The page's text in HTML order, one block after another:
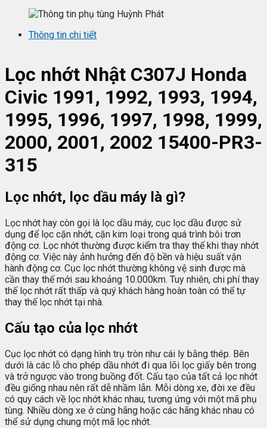
Thông tin chi tiết
Lọc nhớt Nhật C307J Honda
Civic 1991, 1992, 1993, 1994,
1995, 1996, 1997, 1998, 1999,
2000, 2001, 2002 15400-PR3-
315
Lọc nhớt, lọc dầu máy là gì?
Lọc nhớt hay còn gọi là lọc dầu máy, cục lọc dầu được sử
dụng để lọc cặn nhớt, cặn kim loại trong quá trình bôi trơn
động cơ. Lọc nhớt thường được kiểm tra thay thế khi thay nhớt
động cơ. Việc này ảnh hưởng đến độ bền và hiệu suất vận
hành động cơ. Cục lọc nhớt thường không vệ sinh được mà
cần thay thế mới sau khoảng 10.000km. Tuy nhiên, chi phí thay
thế lọc nhớt rất thấp và quý khách hàng hoàn toàn có thể tự
thay thế lọc nhớt tại nhà.
Cấu tạo của lọc nhớt
Cục lọc nhớt có dạng hình trụ tròn như cái ly bằng thép. Bên
dưới là các lỗ cho phép dầu nhớt đi qua lõi lọc giấy bên trong
và trở ngược vào trong buồng đốt. Cấu tạo của tất cả lọc nhớt
đều giống nhau nên rất dễ nhầm lẫn. Mỗi dòng xe, đời xe đều
có quy cách về lọc nhớt khác nhau, tương ứng với một mã phụ
tùng. Nhiều dòng xe ở cùng hãng hoặc các hãng khác nhau có
thể sử dụng chung một mã lọc nhớt.